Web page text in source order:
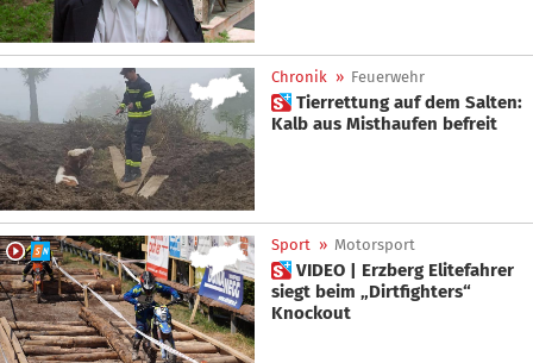
Chronik » Feuerwehr
 Tierrettung auf dem Salten:
Kalb aus Misthaufen befreit
Sport » Motorsport
 VIDEO | Erzberg Elitefahrer
siegt beim „Dirtfighters“
Knockout